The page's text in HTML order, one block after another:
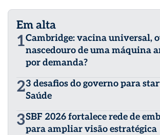
Em alta
1Cambridge: vacina universal,
nascedouro de uma máquina
por demanda?
23 desafios do governo para
Saúde
3SBF 2026 fortalece rede de
para ampliar visão estratégica